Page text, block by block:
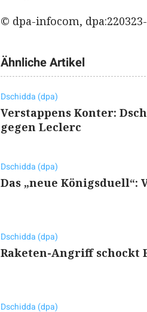
© dpa-infocom,
Ähnliche Artikel
Dschidda (dpa)
Verstappens Konter:
gegen Leclerc
Dschidda (dpa)
Das „neue Königsduell“:
Dschidda (dpa)
Raketen-Angriff schockt
Dschidda (dpa)